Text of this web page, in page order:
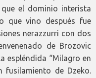
el dominio interista
que vino después fue
nerazzurri con dos
de Brozovic
espléndida “Milagro en
fusilamiento de Dzeko.